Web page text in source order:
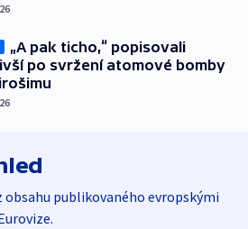
„A pak ticho,“ popisovali
po svržení atomové bomby
obsahu publikovaného evropskými